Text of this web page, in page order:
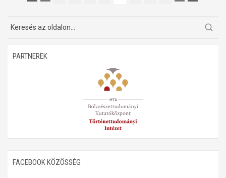
PARTNEREK
FACEBOOK KÖZÖSSÉG